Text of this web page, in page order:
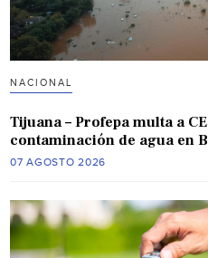
NACIONAL
Tijuana – Profepa multa a
contaminación de agua en
07 AGOSTO 2026